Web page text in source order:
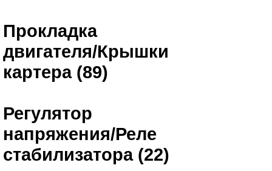
Прокладка
двигателя/Крышки
картера (89)
Регулятор
напряжения/Реле
стабилизатора (22)